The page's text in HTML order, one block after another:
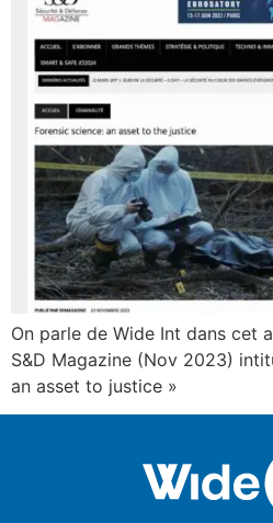
On parle de Wide Int dans cet
S&D Magazine (Nov 2023)
an asset to justice »